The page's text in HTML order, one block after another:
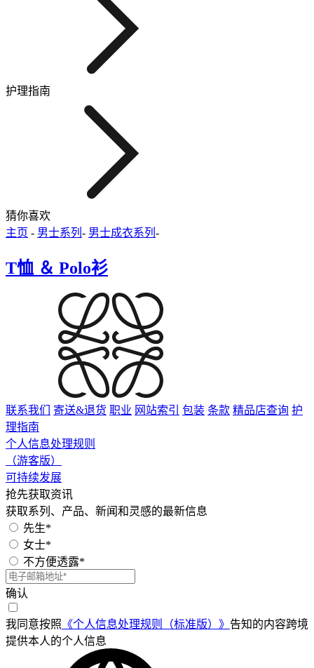
护理指南
猜你喜欢
主页 - 男士系列 - 男士成衣系列 -
T恤 ＆ Polo衫
联系我们 寄送&退货 职业 网站索引 包装 条款 精品店查询 护
理指南
个人信息处理规则
（游客版）
可持续发展
抢先获取资讯
获取系列、产品、新闻和灵感的最新信息
先生*
女士*
不方便透露*
确认
我同意按照 《个人信息处理规则（标准版）》 告知的内容跨境
提供本人的个人信息